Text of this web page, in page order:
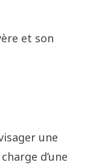
et son
une
d’une